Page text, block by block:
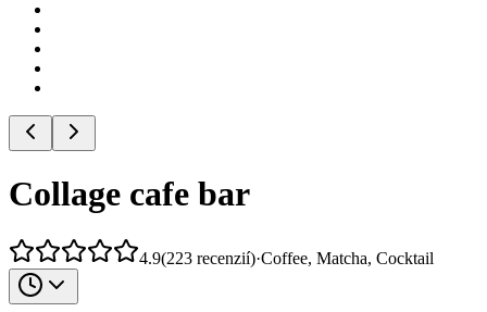
Collage cafe bar
4.9(223 recenzií)·Coffee, Matcha, Cocktail